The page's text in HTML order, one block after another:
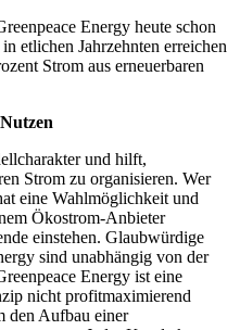
Energy heute schon
etlichen Jahrzehnten erreichen
Strom aus erneuerbaren
und hilft,
Strom zu organisieren. Wer
eine Wahlmöglichkeit und
Ökostrom-Anbieter
einstehen. Glaubwürdige
sind unabhängig von der
Energy ist eine
nicht profitmaximierend
den Aufbau einer